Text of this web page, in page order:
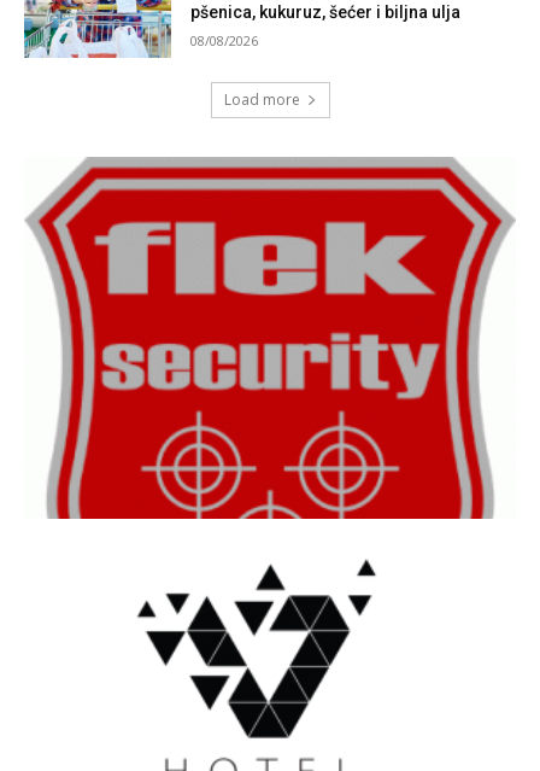
pšenica, kukuruz, šećer i biljna ulja
08/08/2026
Load more